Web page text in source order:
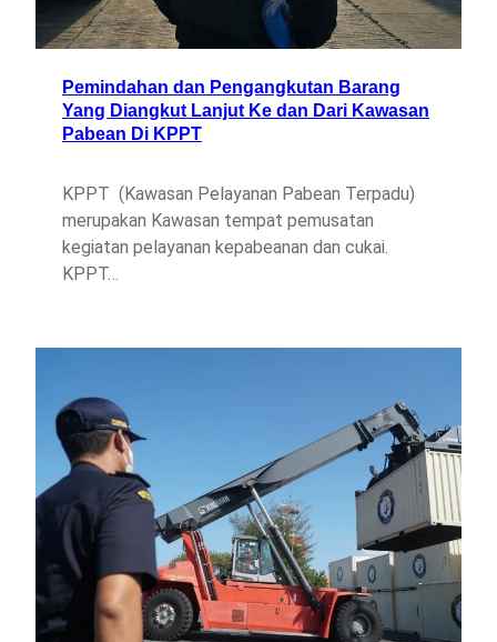
Pemindahan dan Pengangkutan Barang
Yang Diangkut Lanjut Ke dan Dari Kawasan
Pabean Di KPPT
KPPT (Kawasan Pelayanan Pabean Terpadu)
merupakan Kawasan tempat pemusatan
kegiatan pelayanan kepabeanan dan cukai.
KPPT…